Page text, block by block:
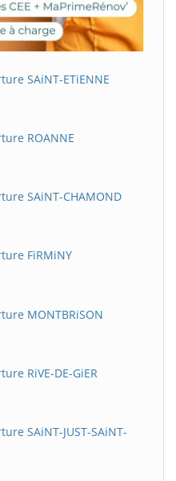
SAiNT-ETiENNE
ROANNE
SAiNT-CHAMOND
FiRMiNY
MONTBRiSON
RiVE-DE-GiER
SAiNT-JUST-SAiNT-